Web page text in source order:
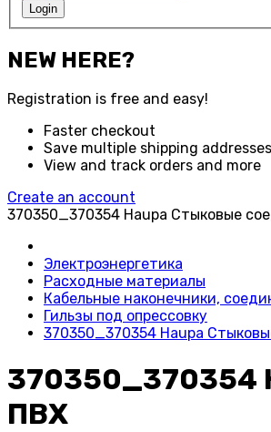
Login
NEW HERE?
Registration is free and easy!
Faster checkout
Save multiple shipping addresses
View and track orders and more
Create an account
370350_370354 Haupa Стыковые
Электроэнергетика
Расходные материалы
Кабельные наконечники,
Гильзы под опрессовку
370350_370354 Haupa
370350_370354
ПВХ